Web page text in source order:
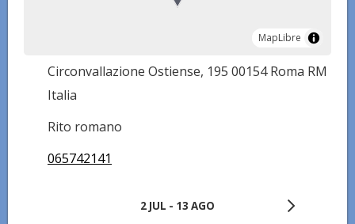
MapLibre
MapLibre
Circonvallazione Ostiense, 195 00154 Roma RM
Italia
Rito romano
065742141
2 JUL - 13 AGO